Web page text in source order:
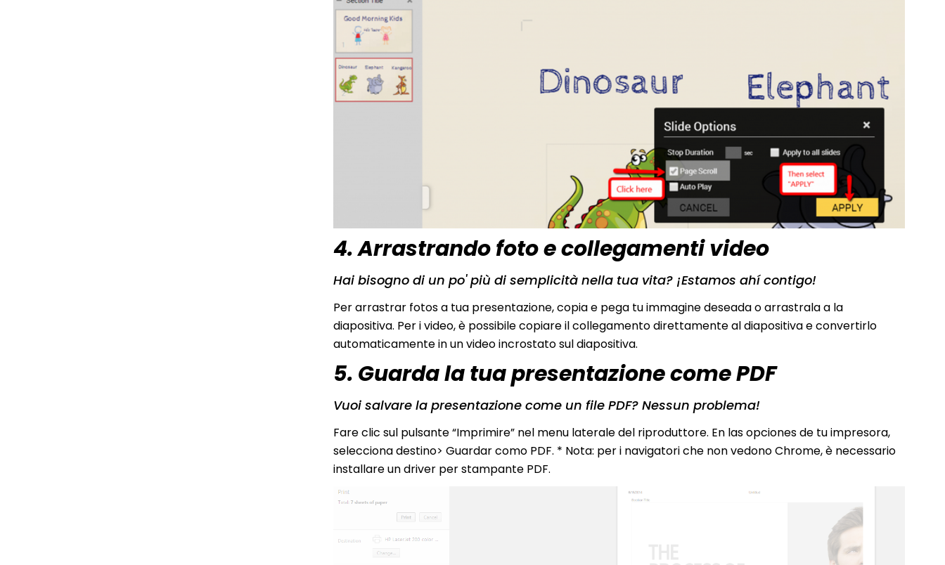
4. Arrastrando foto e collegamenti video
Hai bisogno di un po' più di semplicità nella tua vita? ¡Estamos ahí contigo!
Per arrastrar fotos a tua presentazione, copia e pega tu immagine deseada o arrastrala a la
diapositiva. Per i video, è possibile copiare il collegamento direttamente al diapositiva e convertirlo
automaticamente in un video incrostato sul diapositiva.
5. Guarda la tua presentazione come PDF
Vuoi salvare la presentazione come un file PDF? Nessun problema!
Fare clic sul pulsante “Imprimire” nel menu laterale del riproduttore. En las opciones de tu impresora,
selecciona destino> Guardar como PDF. * Nota: per i navigatori che non vedono Chrome, è necessario
installare un driver per stampante PDF.